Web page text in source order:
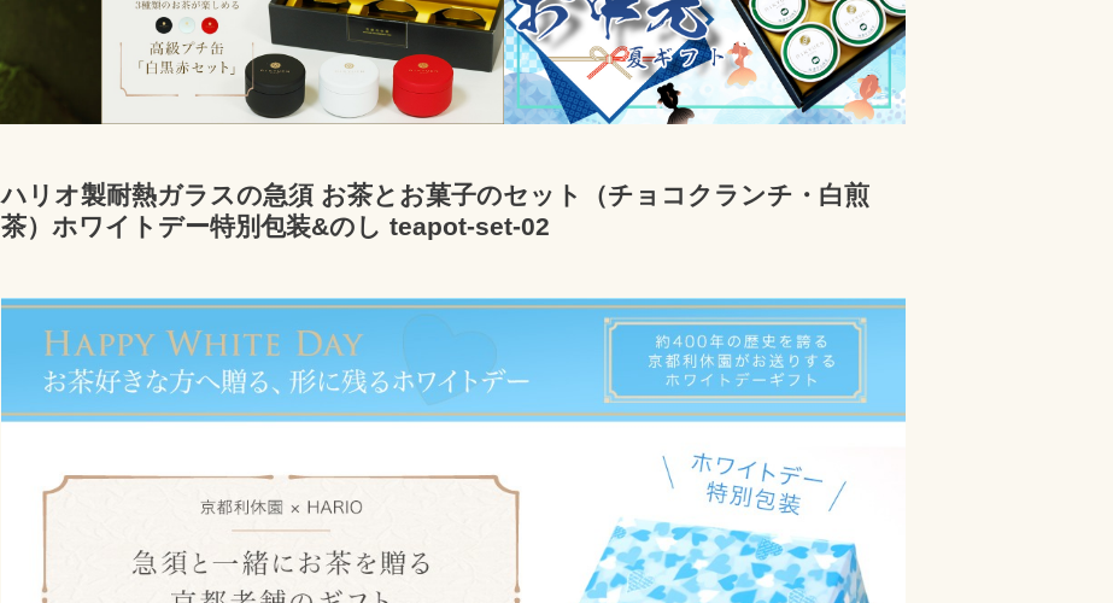
ハリオ製耐熱ガラスの急須 お茶とお菓子のセット（チョコクランチ・白煎
茶）ホワイトデー特別包装&のし teapot-set-02